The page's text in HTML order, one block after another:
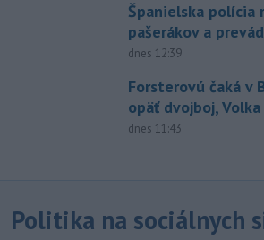
Španielska polícia
pašerákov a
dnes 12:39
Forsterovú čaká v
opäť dvojboj,
dnes 11:43
Politika na sociálnych